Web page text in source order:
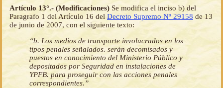
Artículo 13°.- (Modificaciones) Se modifica el inciso b) del
Paragrafo 1 del Artículo 16 del Decreto Supremo Nº 29158 de 13
de junio de 2007, con el siguiente texto:
“b. Los medios de transporte involucrados en los
tipos penales señalados. serán decomisados y
puestos en conocimiento del Ministerio Público y
depositados por Seguridad en instalaciones de
YPFB. para proseguir con las acciones penales
correspondientes.”